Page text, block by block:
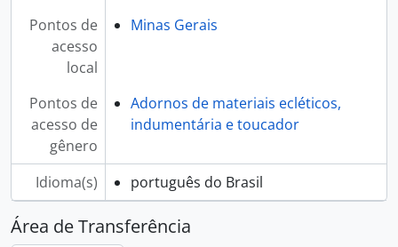
Pontos de
acesso
local
Minas Gerais
Pontos de
acesso de
gênero
Adornos de materiais ecléticos,
indumentária e toucador
Idioma(s) português do Brasil
Área de Transferência